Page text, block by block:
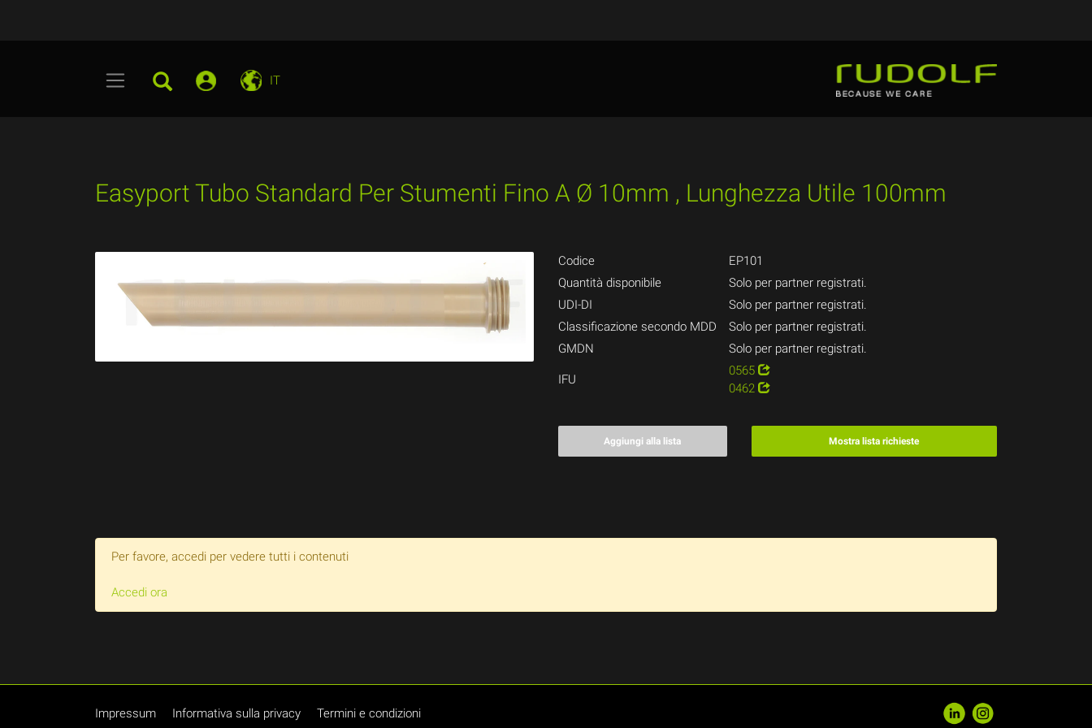
IT
Easyport Tubo Standard Per Stumenti Fino A Ø 10mm , Lunghezza Utile 100mm
Codice
EP101
Quantità disponibile
Solo per partner registrati.
UDI-DI
Solo per partner registrati.
Classificazione secondo MDD
Solo per partner registrati.
GMDN
Solo per partner registrati.
IFU
0565
0462
Aggiungi alla lista Mostra lista richieste
Per favore, accedi per vedere tutti i contenuti
Accedi ora
Impressum Informativa sulla privacy Termini e condizioni